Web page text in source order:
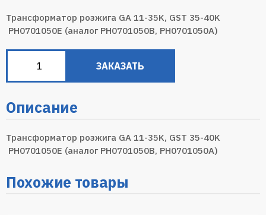
Трансформатор розжига GA 11-35K, GST 35-40K
PH0701050E (аналог PH0701050B, PH0701050A)
ЗАКАЗАТЬ
Описание
Трансформатор розжига GA 11-35K, GST 35-40K
PH0701050E (аналог PH0701050B, PH0701050A)
Похожие товары